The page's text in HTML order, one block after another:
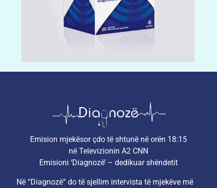
Emision mjekësor çdo të shtunë në orën 18:15
në Televizionin A2 CNN
Emisioni ‘Diagnozë’ – dedikuar shëndetit
Në “Diagnozë“ do të sjellim intervista të mjekëve më